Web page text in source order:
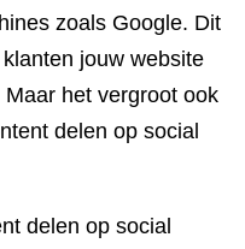
zoals Google. Dit
jouw website
het vergroot ook
delen op social
delen op social